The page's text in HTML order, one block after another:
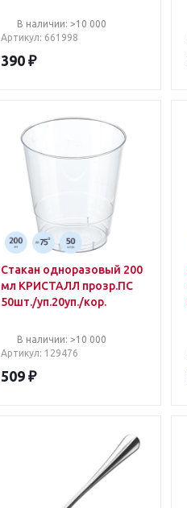
В наличии: >10 000
Артикул: 661998
390 ₽
Стакан одноразовый 200
мл КРИСТАЛЛ прозр.ПС
50шт./уп.20уп./кор.
В наличии: >10 000
Артикул: 129476
509 ₽